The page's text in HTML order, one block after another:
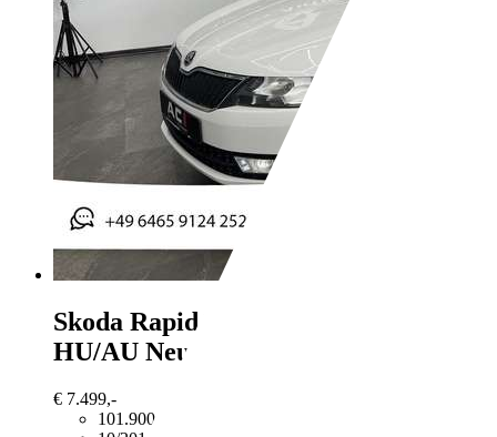
Skoda Rapid/Spaceback
HU/AU Neu, 1. Hand
€ 7.499,-
101.900 km